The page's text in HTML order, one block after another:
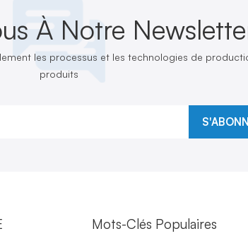
À Notre
les processus et les technologies de
produits
Mots-Clés Populaires